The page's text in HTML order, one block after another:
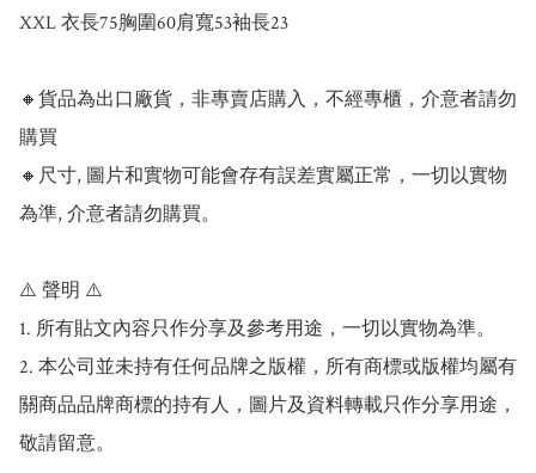
XXL 衣長75胸圍60肩寬53袖長23
🔸貨品為出口廠貨，非專賣店購入，不經專櫃，介意者請勿
購買
🔸尺寸, 圖片和實物可能會存有誤差實屬正常，一切以實物
為準, 介意者請勿購買。
⚠️ 聲明 ⚠️
1. 所有貼文內容只作分享及參考用途，一切以實物為準。
2. 本公司並未持有任何品牌之版權，所有商標或版權均屬有
關商品品牌商標的持有人，圖片及資料轉載只作分享用途，
敬請留意。